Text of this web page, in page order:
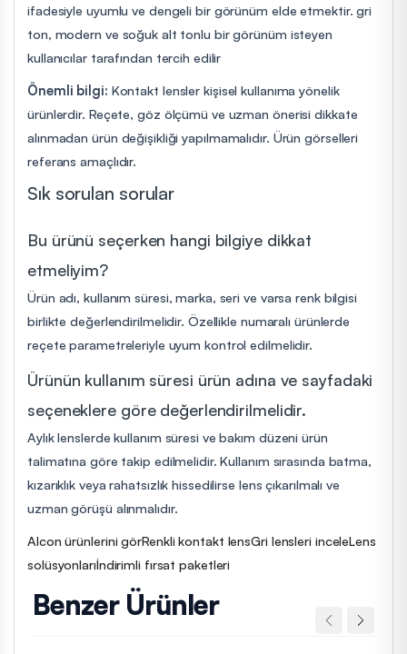
ifadesiyle uyumlu ve dengeli bir görünüm elde etmektir. gri
ton, modern ve soğuk alt tonlu bir görünüm isteyen
kullanıcılar tarafından tercih edilir
Önemli bilgi: Kontakt lensler kişisel kullanıma yönelik
ürünlerdir. Reçete, göz ölçümü ve uzman önerisi dikkate
alınmadan ürün değişikliği yapılmamalıdır. Ürün görselleri
referans amaçlıdır.
Sık sorulan sorular
Bu ürünü seçerken hangi bilgiye dikkat
etmeliyim?
Ürün adı, kullanım süresi, marka, seri ve varsa renk bilgisi
birlikte değerlendirilmelidir. Özellikle numaralı ürünlerde
reçete parametreleriyle uyum kontrol edilmelidir.
Ürünün kullanım süresi ürün adına ve sayfadaki
seçeneklere göre değerlendirilmelidir.
Aylık lenslerde kullanım süresi ve bakım düzeni ürün
talimatına göre takip edilmelidir. Kullanım sırasında batma,
kızarıklık veya rahatsızlık hissedilirse lens çıkarılmalı ve
uzman görüşü alınmalıdır.
Alcon ürünlerini görRenkli kontakt lensGri lensleri inceleLens
solüsyonlarıİndirimli fırsat paketleri
Benzer Ürünler